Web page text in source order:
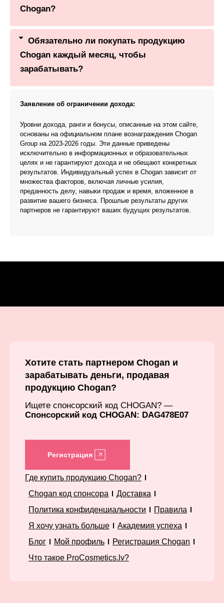
Chogan?
Обязательно ли покупать продукцию
Chogan каждый месяц, чтобы
зарабатывать?
Заявление об ограничении дохода:
Уровни дохода, ранги и бонусы, описанные на этом сайте,
основаны на официальном плане вознаграждения Chogan
Group на 2023-2026 годы. Эти данные приведены
исключительно в информационных и образовательных
целях и не гарантируют дохода и не обещают конкретных
результатов. Индивидуальный успех в Chogan зависит от
множества факторов, включая личные усилия,
преданность делу, навыки продаж и время, вложенное в
развитие вашего бизнеса. Прошлые результаты других
партнеров не гарантируют ваших будущих результатов.
Хотите стать партнером Chogan и
зарабатывать деньги, продавая
продукцию Chogan?
Ищете спонсорский код CHOGAN? —
Спонсорский код CHOGAN: DAG478E07
Регистрация
Где купить продукцию Chogan?
Chogan код спонсора
Доставка
Политика конфиденциальности
Правила
Я хочу узнать больше
Академия успеха
Блог
Мой профиль
Регистрация Chogan
Что такое ProCosmetics.lv?